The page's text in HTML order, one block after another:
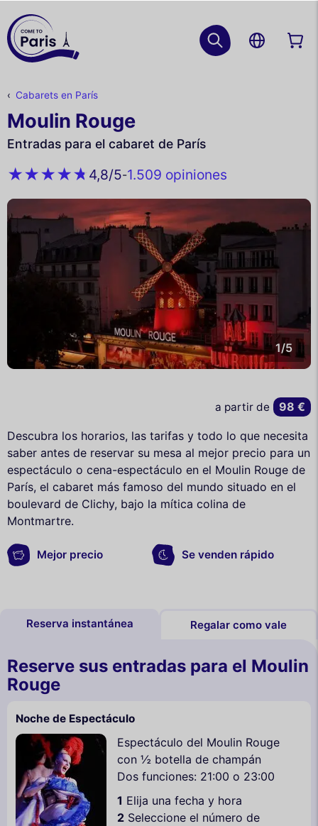
Cabarets en París
Moulin Rouge
Entradas para el cabaret de París
4,8/5-1.509 opiniones
1/5
Descubra los horarios, las tarifas y todo lo que necesita
saber antes de reservar su mesa al mejor precio para un
espectáculo o cena-espectáculo en el Moulin Rouge de
París, el cabaret más famoso del mundo situado en el
boulevard de Clichy, bajo la mítica colina de
Montmartre.
Mejor precio Se venden rápido
a partir de 98 €
Reserva instantánea Regalar como vale
Reserve sus entradas para el Moulin
Rouge
Noche de Espectáculo
Espectáculo del Moulin Rouge
con ½ botella de champán
Dos funciones: 21:00 o 23:00
1 Elija una fecha y hora
2 Seleccione el número de